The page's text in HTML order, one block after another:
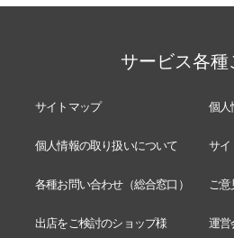
サービス各種
サイトマップ 個人
個人情報の取り扱いについて サイ
各種お問い合わせ（総合窓口） ご
出店をご検討のショップ様 運営